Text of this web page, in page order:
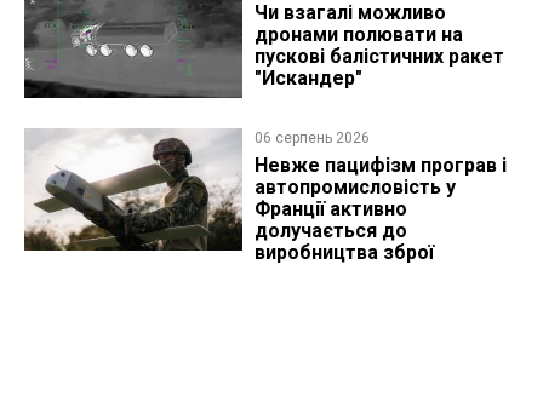
Чи взагалі можливо
дронами полювати на
пускові балістичних ракет
"Искандер"
06 серпень 2026
Невже пацифізм програв і
автопромисловість у
Франції активно
долучається до
виробництва зброї